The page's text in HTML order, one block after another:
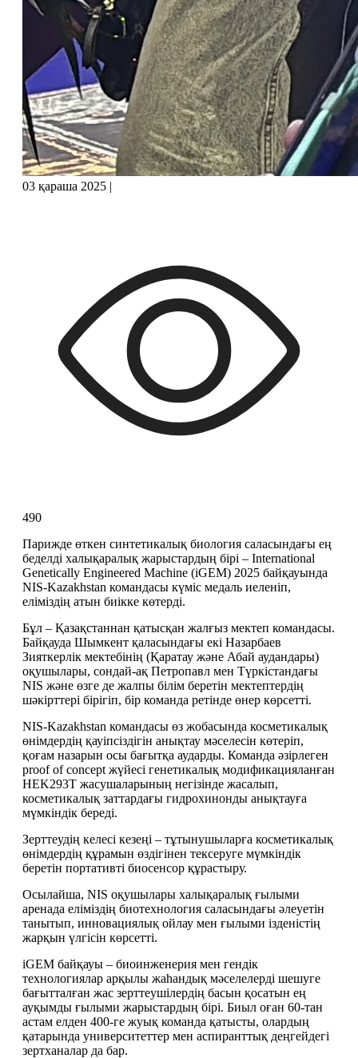
03 қараша 2025 |
490
Парижде өткен синтетикалық биология саласындағы ең
беделді халықаралық жарыстардың бірі – International
Genetically Engineered Machine (iGEM) 2025 байқауында
NIS-Kazakhstan командасы күміс медаль иеленіп,
еліміздің атын биікке көтерді.
Бұл – Қазақстаннан қатысқан жалғыз мектеп командасы.
Байқауда Шымкент қаласындағы екі Назарбаев
Зияткерлік мектебінің (Қаратау және Абай аудандары)
оқушылары, сондай-ақ Петропавл мен Түркістандағы
NIS және өзге де жалпы білім беретін мектептердің
шәкірттері бірігіп, бір команда ретінде өнер көрсетті.
NIS-Kazakhstan командасы өз жобасында косметикалық
өнімдердің қауіпсіздігін анықтау мәселесін көтеріп,
қоғам назарын осы бағытқа аударды. Команда әзірлеген
proof of concept жүйесі генетикалық модификацияланған
HEK293T жасушаларының негізінде жасалып,
косметикалық заттардағы гидрохинонды анықтауға
мүмкіндік береді.
Зерттеудің келесі кезеңі – тұтынушыларға косметикалық
өнімдердің құрамын өздігінен тексеруге мүмкіндік
беретін портативті биосенсор құрастыру.
Осылайша, NIS оқушылары халықаралық ғылыми
аренада еліміздің биотехнология саласындағы әлеуетін
танытып, инновациялық ойлау мен ғылыми ізденістің
жарқын үлгісін көрсетті.
iGEM байқауы – биоинженерия мен гендік
технологиялар арқылы жаһандық мәселелерді шешуге
бағытталған жас зерттеушілердің басын қосатын ең
ауқымды ғылыми жарыстардың бірі. Биыл оған 60-тан
астам елден 400-ге жуық команда қатысты, олардың
қатарында университеттер мен аспиранттық деңгейдегі
зертханалар да бар.